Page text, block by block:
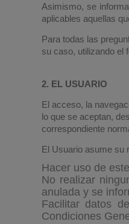
Asimismo, se
aplicables aquellas
Para todas las
su caso, utilizando el
2. EL USUARIO
El acceso, la
lo que se aceptan,
correspondiente
El Usuario asume su
Hacer uso de
No realizar
anulada y se
Facilitar datos
Condiciones